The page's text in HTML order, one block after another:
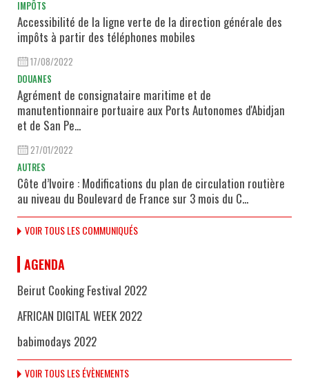
IMPÔTS
Accessibilité de la ligne verte de la direction générale des
impôts à partir des téléphones mobiles
17/08/2022
DOUANES
Agrément de consignataire maritime et de
manutentionnaire portuaire aux Ports Autonomes d'Abidjan
et de San Pe...
27/01/2022
AUTRES
Côte d’Ivoire : Modifications du plan de circulation routière
au niveau du Boulevard de France sur 3 mois du C...
VOIR TOUS LES COMMUNIQUÉS
AGENDA
Beirut Cooking Festival 2022
AFRICAN DIGITAL WEEK 2022
babimodays 2022
VOIR TOUS LES ÉVÈNEMENTS